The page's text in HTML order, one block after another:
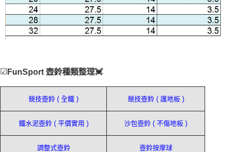
☑ FunSport 壺鈴種類整理💓
競技壺鈴 ( 全鐵 ) 競技壺鈴 ( 護地板 )
鐵水泥壺鈴 ( 平價實用 ) 沙包壺鈴 ( 不傷地板 )
調整式壺鈴 壺鈴按摩球